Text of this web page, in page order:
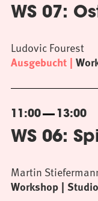
WS 07:
Ausgebucht
Ludovic Fourest
11:00 13:00
WS 06:
Workshop
Martin